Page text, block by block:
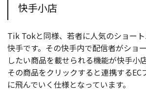
快手小店
Tik Tokと同様、若者に人気のショー
快手です。その快手内で配信者がショ
したい商品を載せられる機能が快手小
その商品をクリックすると連携するEC
に飛んでいく仕様となっています。